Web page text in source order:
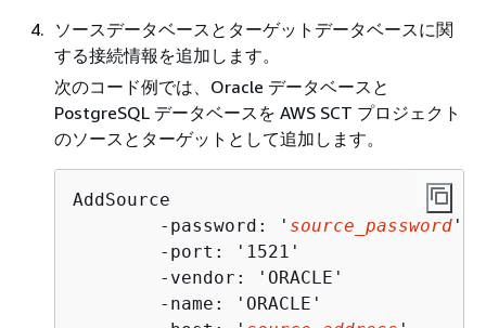
ソースデータベースとターゲットデータベースに関
する接続情報を追加します。
次のコード例では、Oracle データベースと
PostgreSQL データベースを AWS SCT プロジェクト
のソースとターゲットとして追加します。
AddSource
	-password: '
source_password '